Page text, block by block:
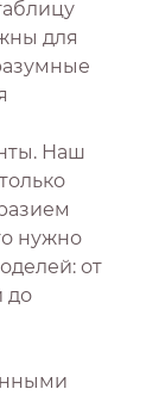
для
Наш
нужно
от
до